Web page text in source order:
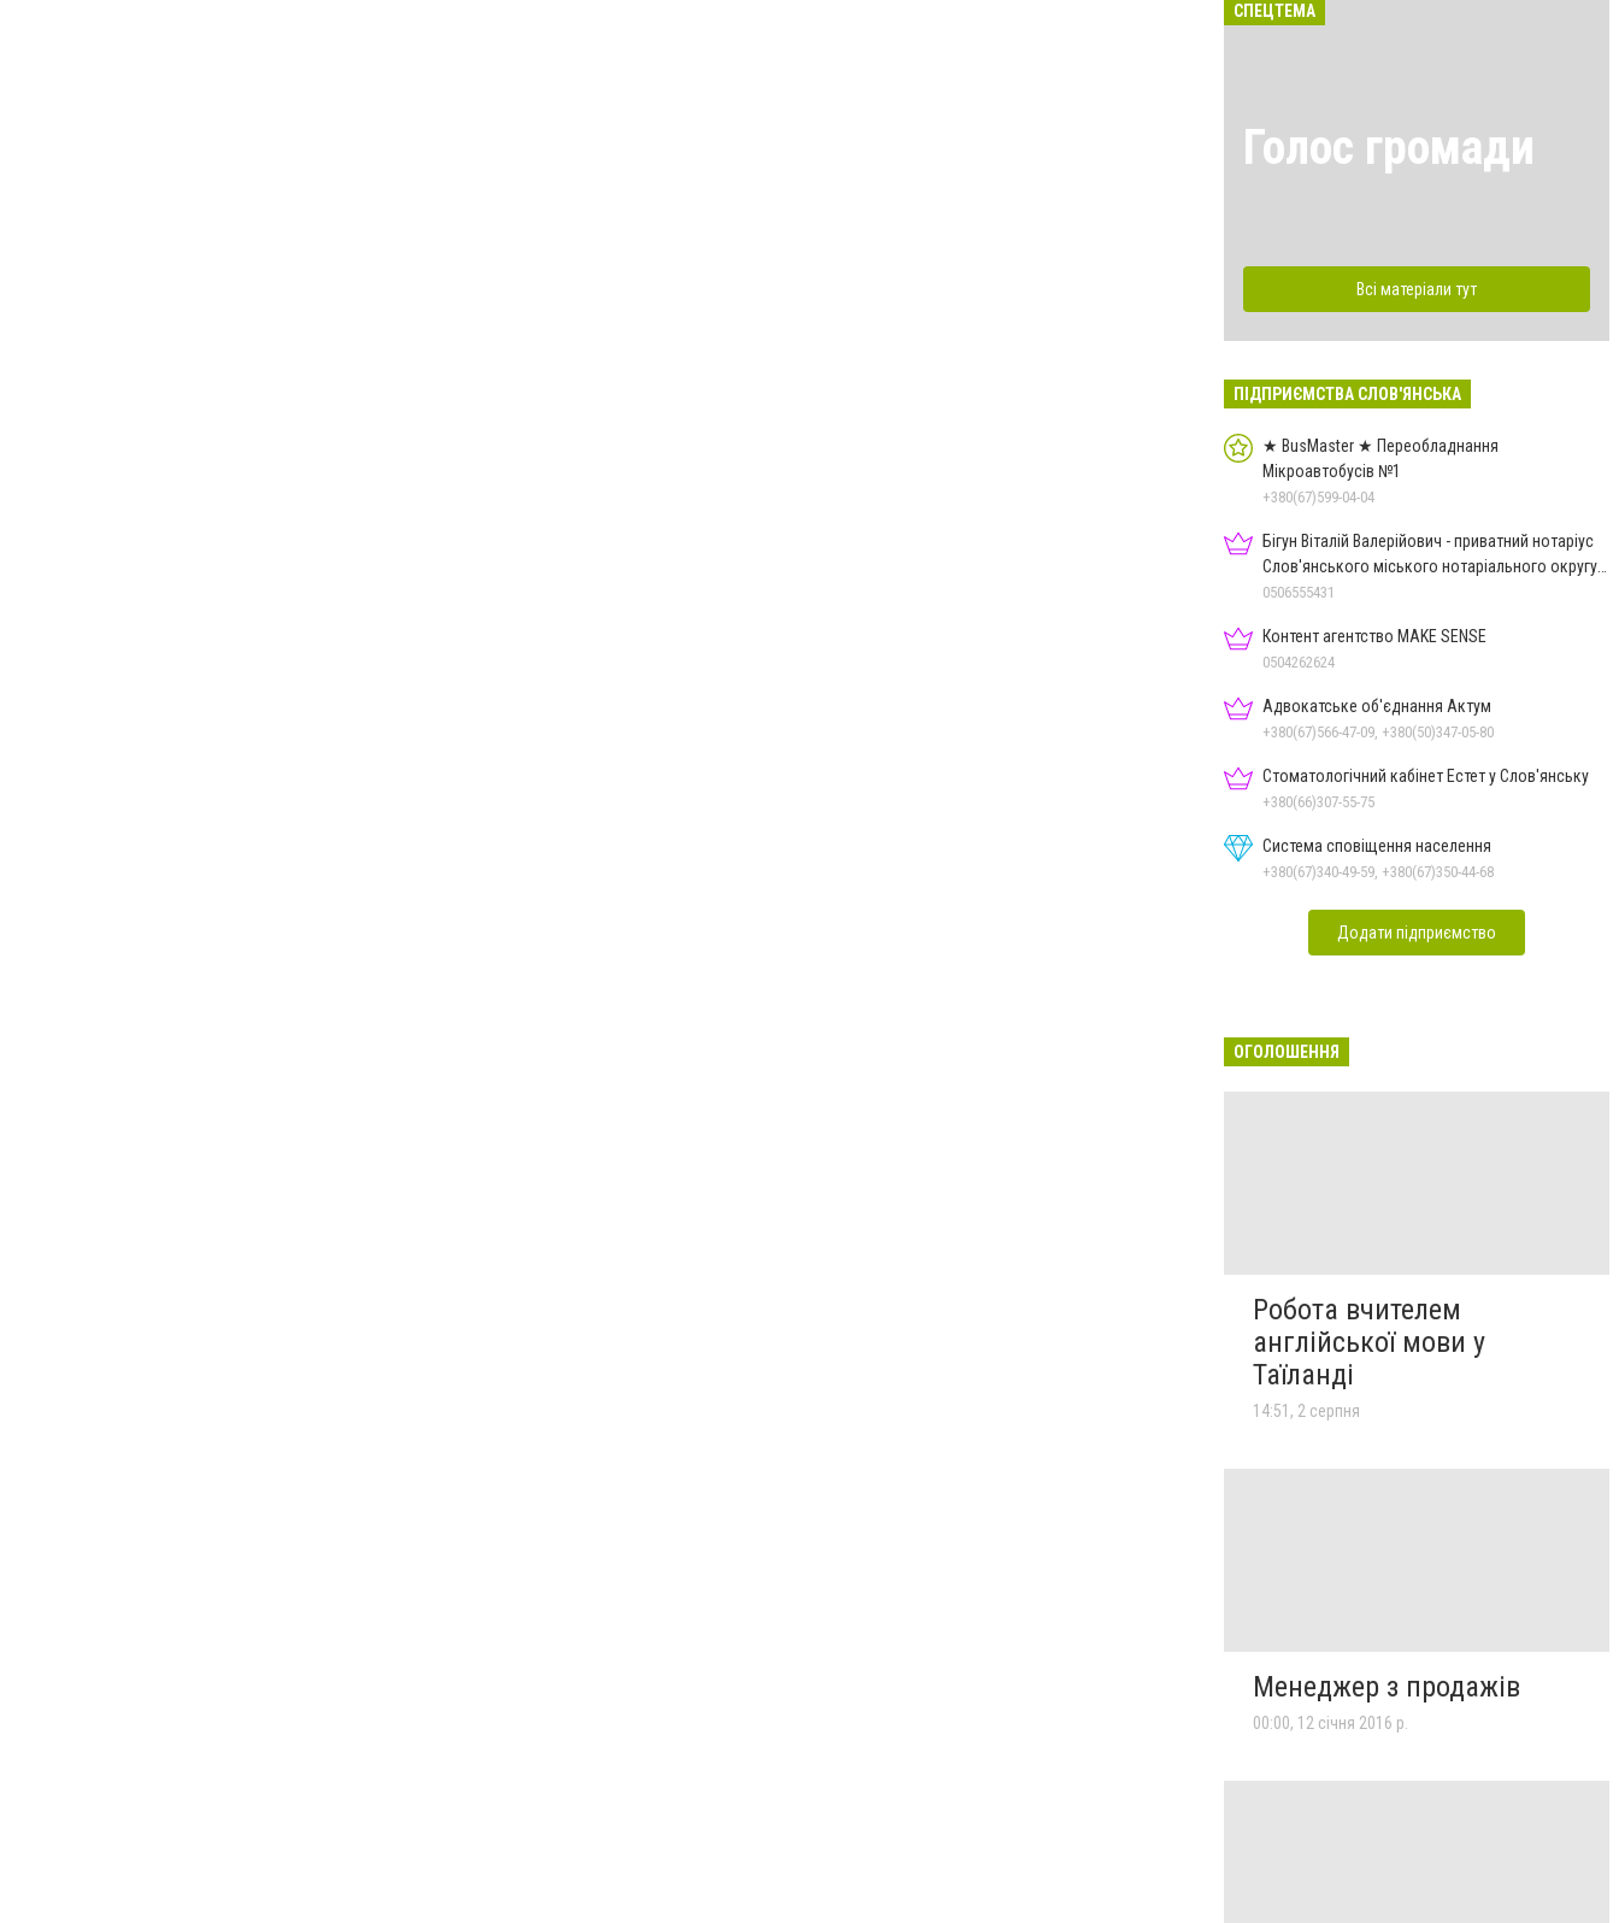
СПЕЦТЕМА
Голос громади
Всі матеріали тут
ПІДПРИЄМСТВА СЛОВ'ЯНСЬКА
★ BusMaster ★ Переобладнання
Мікроавтобусів №1
+380(67)599-04-04
Бігун Віталій Валерійович - приватний нотаріус
Слов'янського міського нотаріального округу
Дон.обл.
0506555431
Контент агентство MAKE SENSE
0504262624
Адвокатське об'єднання Актум
+380(67)566-47-09, +380(50)347-05-80
Стоматологічний кабінет Естет у Слов'янську
+380(66)307-55-75
Система сповіщення населення
+380(67)340-49-59, +380(67)350-44-68
Додати підприємство
ОГОЛОШЕННЯ
Робота вчителем
англійської мови у
Таїланді
14:51, 2 серпня
Менеджер з продажів
00:00, 12 січня 2016 р.